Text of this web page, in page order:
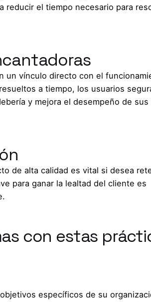
reducir el tiempo necesario para
un vínculo directo con el
a tiempo, los usuarios
y mejora el desempeño de sus
de alta calidad es vital si desea
para ganar la lealtad del cliente es
con estas
específicos de su